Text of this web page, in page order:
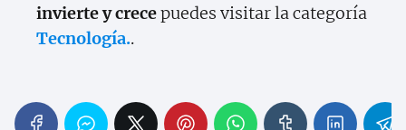
invierte y crecepuedes visitar la categoría
Tecnología..